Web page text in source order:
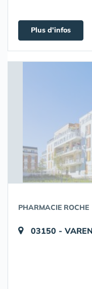
Plus d'infos
PHARMACIE ROCHE
03150 -